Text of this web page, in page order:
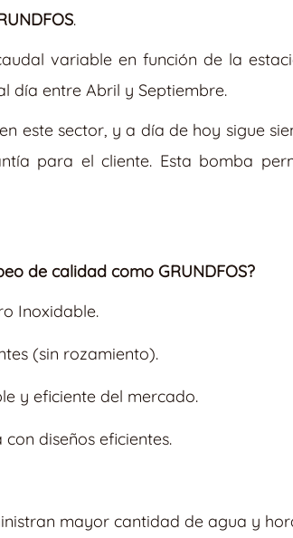
.
variable en función de la
día entre Abril y Septiembre.
este sector, y a día de hoy sigue
para el cliente. Esta bomba
de calidad como GRUNDFOS?
Inoxidable.
(sin rozamiento).
y eficiente del mercado.
diseños eficientes.
mayor cantidad de agua y